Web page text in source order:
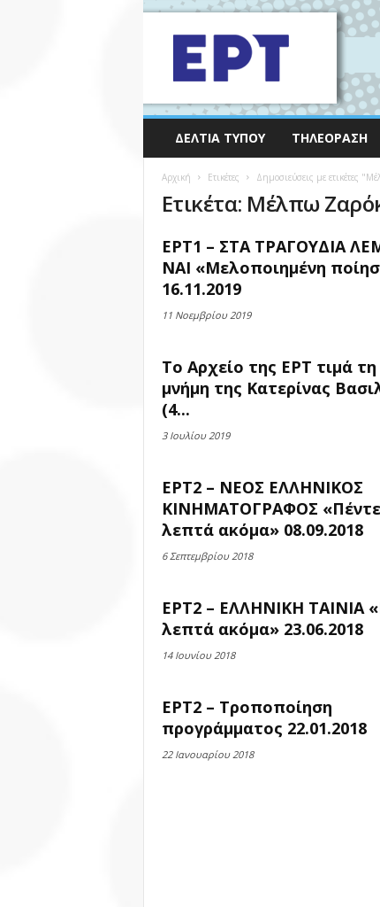
ΔΕΛΤΊΑ ΤΎΠΟΥ ΤΗΛΕΌΡΑΣΗ
Αρχική Ετικέτες Δημοσιεύσεις με ετικέτες
Ετικέτα: Μέλπω
ΕΡΤ1 – ΣΤΑ ΤΡΑΓΟΥΔΙΑ
ΝΑΙ «Μελοποιημένη
16.11.2019
11 Νοεμβρίου 2019
Το Αρχείο της ΕΡΤ τιμά τη
μνήμη της Κατερίνας
(4...
3 Ιουλίου 2019
ΕΡΤ2 – ΝΕΟΣ ΕΛΛΗΝΙΚΟΣ
ΚΙΝΗΜΑΤΟΓΡΑΦΟΣ «Πέντε
λεπτά ακόμα» 08.09.2018
6 Σεπτεμβρίου 2018
ΕΡΤ2 – ΕΛΛΗΝΙΚΗ ΤΑΙΝΙΑ
λεπτά ακόμα» 23.06.2018
14 Ιουνίου 2018
ΕΡΤ2 – Τροποποίηση
προγράμματος 22.01.2018
22 Ιανουαρίου 2018